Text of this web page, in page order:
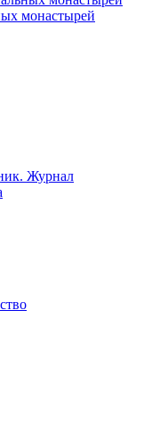
монастырей
Журнал